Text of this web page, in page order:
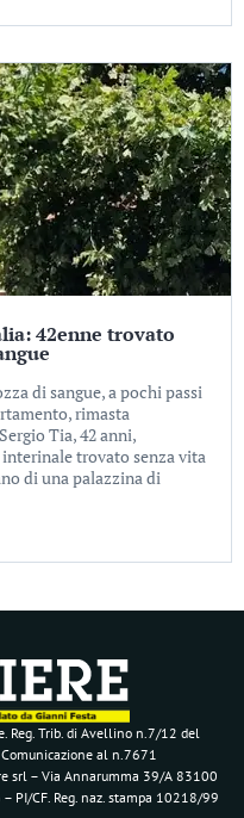
42enne trovato
di sangue, a pochi passi
rimasta
Tia, 42 anni,
trovato senza vita
di una palazzina di
Reg. Trib. di Avellino n.7/12 del
al n.7671
srl – Via Annarumma 39/A 83100
PI/CF. Reg. naz. stampa 10218/99